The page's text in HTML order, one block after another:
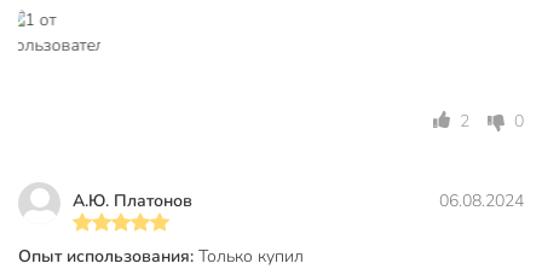
Срок годности, мес
Габариты упаковки
8 x 7 x 35 см
2 0
А.Ю. Платонов 06.08.2024
Опыт использования: Только купил